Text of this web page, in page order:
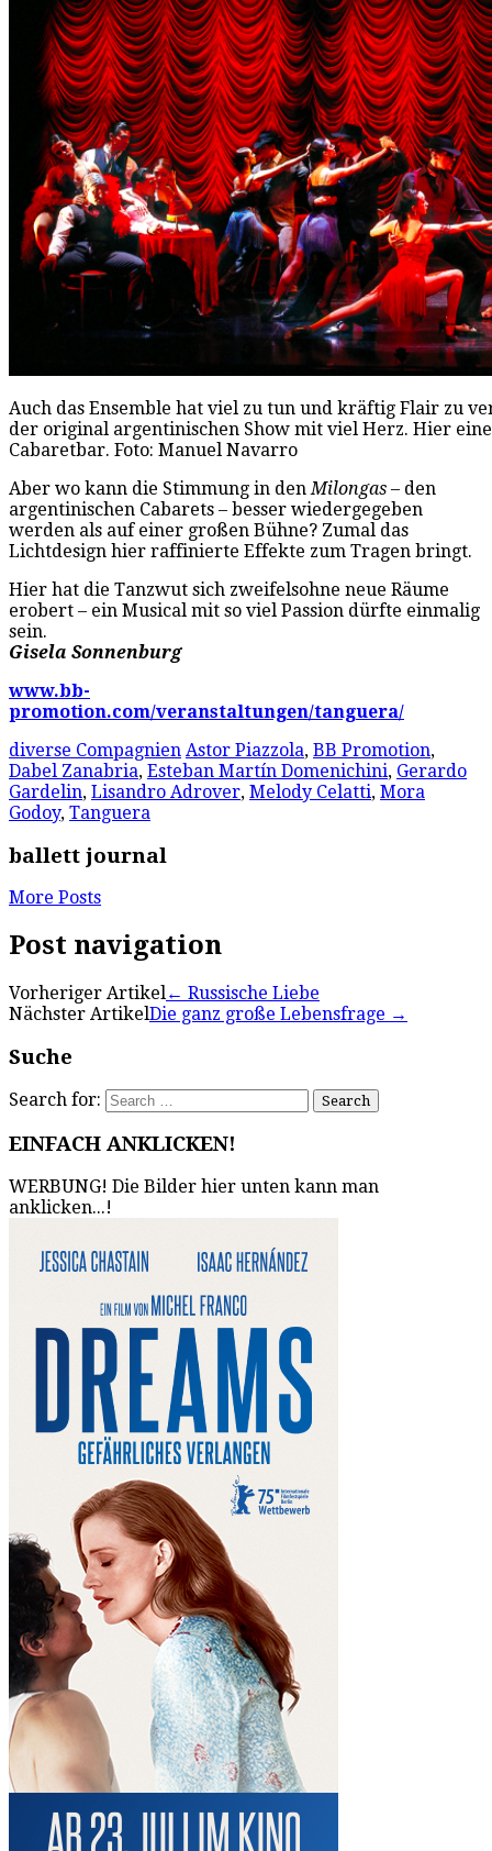
Auch das Ensemble hat viel zu tun und kräftig Flair zu
der original argentinischen Show mit viel Herz. Hier
Cabaretbar. Foto: Manuel Navarro
Aber wo kann die Stimmung in denMilongas – den
argentinischen Cabarets – besser wiedergegeben
werden als auf einer großen Bühne? Zumal das
Lichtdesign hier raffinierte Effekte zum Tragen bringt.
Hier hat die Tanzwut sich zweifelsohne neue Räume
erobert – ein Musical mit so viel Passion dürfte einmalig
sein.
Gisela Sonnenburg
www.bb-
promotion.com/veranstaltungen/tanguera/
diverse Compagnien Astor Piazzola, BB Promotion,
Dabel Zanabria, Esteban Martín Domenichini, Gerardo
Gardelin, Lisandro Adrover, Melody Celatti, Mora
Godoy, Tanguera
ballett journal
More Posts
Post navigation
Vorheriger Artikel← Russische Liebe
Nächster ArtikelDie ganz große Lebensfrage →
Suche
Search for:
EINFACH ANKLICKEN!
WERBUNG! Die Bilder hier unten kann man
anklicken...!